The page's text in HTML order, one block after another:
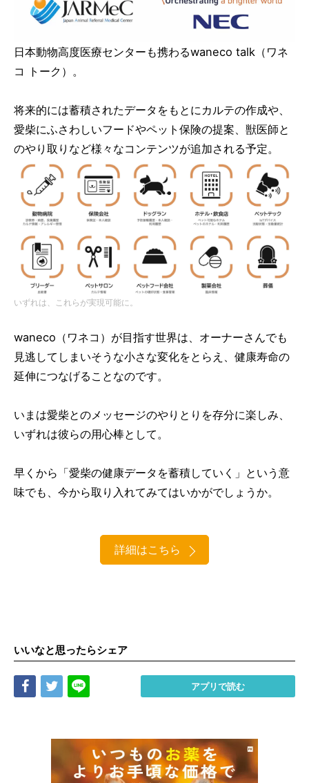
日本動物高度医療センターも携わるwaneco talk（ワネ
コ トーク）。
将来的には蓄積されたデータをもとにカルテの作成や、
愛柴にふさわしいフードやペット保険の提案、獣医師と
のやり取りなど様々なコンテンツが追加される予定。
いずれは、これらが実現可能に。
waneco（ワネコ）が目指す世界は、オーナーさんでも
見逃してしまいそうな小さな変化をとらえ、健康寿命の
延伸につなげることなのです。
いまは愛柴とのメッセージのやりとりを存分に楽しみ、
いずれは彼らの用心棒として。
早くから「愛柴の健康データを蓄積していく」という意
味でも、今から取り入れてみてはいかがでしょうか。
詳細はこちら
いいなと思ったらシェア
Share Tweet アプリで読む